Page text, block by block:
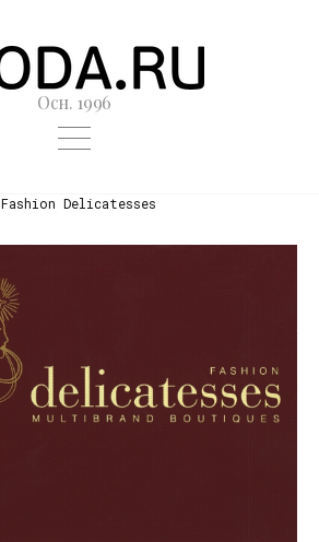
Осн. 1996
Fashion Delicatesses